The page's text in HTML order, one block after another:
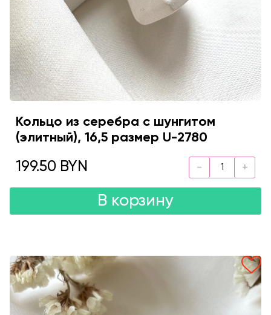
Кольцо из серебра с шунгитом
(элитный), 16,5 размер U-2780
199.50 BYN
В корзину